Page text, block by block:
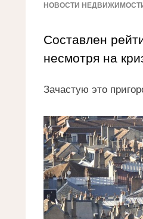
НОВОСТИ
Составлен
несмотря на
Зачастую это